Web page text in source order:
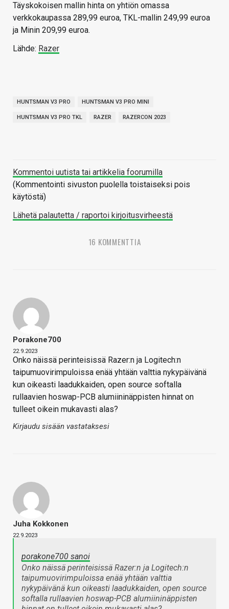
Täyskokoisen mallin hinta on yhtiön omassa
verkkokaupassa 289,99 euroa, TKL-mallin 249,99 euroa
ja Minin 209,99 euroa.
Lähde: Razer
HUNTSMAN V3 PRO HUNTSMAN V3 PRO MINI
HUNTSMAN V3 PRO TKL RAZER RAZERCON 2023
Kommentoi uutista tai artikkelia foorumilla
(Kommentointi sivuston puolella toistaiseksi pois
käytöstä)
Lähetä palautetta / raportoi kirjoitusvirheestä
16 KOMMENTTIA
Porakone700
22.9.2023
Onko näissä perinteisissä Razer:n ja Logitech:n
taipumuovirimpuloissa enää yhtään valttia nykypäivänä
kun oikeasti laadukkaiden, open source softalla
rullaavien hoswap-PCB alumiininäppisten hinnat on
tulleet oikein mukavasti alas?
Kirjaudu sisään vastataksesi
Juha Kokkonen
22.9.2023
porakone700 sanoi
Onko näissä perinteisissä Razer:n ja Logitech:n
taipumuovirimpuloissa enää yhtään valttia
nykypäivänä kun oikeasti laadukkaiden, open source
softalla rullaavien hoswap-PCB alumiininäppisten